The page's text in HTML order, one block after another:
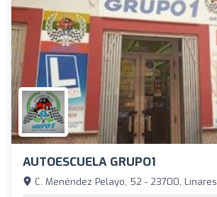
AUTOESCUELA GRUPO1
C. Menéndez Pelayo, 52 - 23700, Linares